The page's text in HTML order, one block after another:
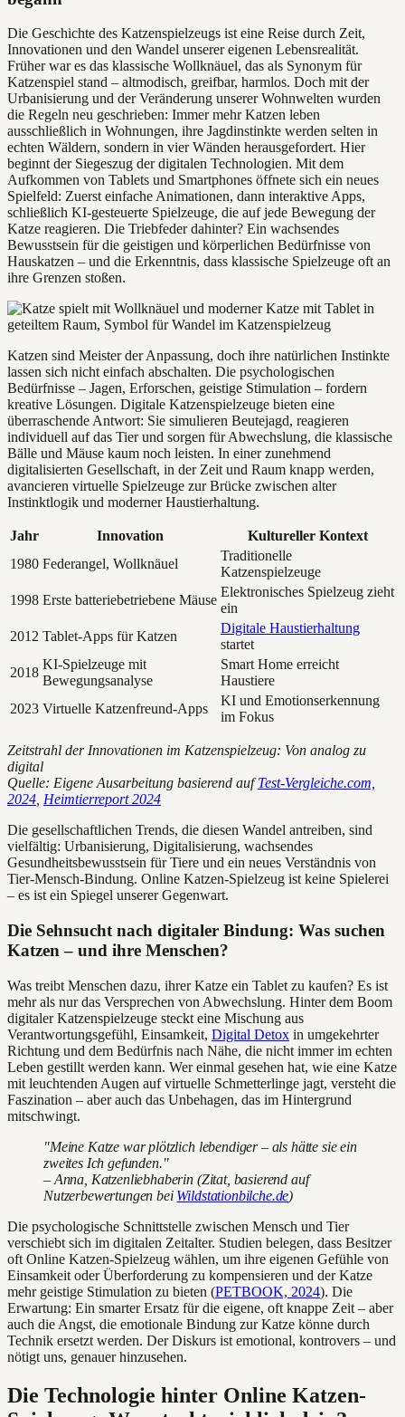
Die Geschichte des Katzenspielzeugs ist eine Reise durch Zeit,
Innovationen und den Wandel unserer eigenen Lebensrealität.
Früher war es das klassische Wollknäuel, das als Synonym für
Katzenspiel stand – altmodisch, greifbar, harmlos. Doch mit der
Urbanisierung und der Veränderung unserer Wohnwelten wurden
die Regeln neu geschrieben: Immer mehr Katzen leben
ausschließlich in Wohnungen, ihre Jagdinstinkte werden selten in
echten Wäldern, sondern in vier Wänden herausgefordert. Hier
beginnt der Siegeszug der digitalen Technologien. Mit dem
Aufkommen von Tablets und Smartphones öffnete sich ein neues
Spielfeld: Zuerst einfache Animationen, dann interaktive Apps,
schließlich KI-gesteuerte Spielzeuge, die auf jede Bewegung der
Katze reagieren. Die Triebfeder dahinter? Ein wachsendes
Bewusstsein für die geistigen und körperlichen Bedürfnisse von
Hauskatzen – und die Erkenntnis, dass klassische Spielzeuge oft an
ihre Grenzen stoßen.
Katzen sind Meister der Anpassung, doch ihre natürlichen Instinkte
lassen sich nicht einfach abschalten. Die psychologischen
Bedürfnisse – Jagen, Erforschen, geistige Stimulation – fordern
kreative Lösungen. Digitale Katzenspielzeuge bieten eine
überraschende Antwort: Sie simulieren Beutejagd, reagieren
individuell auf das Tier und sorgen für Abwechslung, die klassische
Bälle und Mäuse kaum noch leisten. In einer zunehmend
digitalisierten Gesellschaft, in der Zeit und Raum knapp werden,
avancieren virtuelle Spielzeuge zur Brücke zwischen alter
Instinktlogik und moderner Haustierhaltung.
Jahr Innovation
Kultureller Kontext
1980 Federangel, Wollknäuel
Traditionelle
Katzenspielzeuge
1998 Erste batteriebetriebene Mäuse
Elektronisches Spielzeug zieht
ein
2012 Tablet-Apps für Katzen
Digitale Haustierhaltung
startet
2018
KI-Spielzeuge mit
Bewegungsanalyse
Smart Home erreicht
Haustiere
2023 Virtuelle Katzenfreund-Apps
KI und Emotionserkennung
im Fokus
Zeitstrahl der Innovationen im Katzenspielzeug: Von analog zu
digital
Quelle: Eigene Ausarbeitung basierend aufTest-Vergleiche.com,
2024 Heimtierreport 2024
Die gesellschaftlichen Trends, die diesen Wandel antreiben, sind
vielfältig: Urbanisierung, Digitalisierung, wachsendes
Gesundheitsbewusstsein für Tiere und ein neues Verständnis von
Tier-Mensch-Bindung. Online Katzen-Spielzeug ist keine Spielerei
– es ist ein Spiegel unserer Gegenwart.
Die Sehnsucht nach digitaler Bindung: Was suchen
Katzen – und ihre Menschen?
Was treibt Menschen dazu, ihrer Katze ein Tablet zu kaufen? Es ist
mehr als nur das Versprechen von Abwechslung. Hinter dem Boom
digitaler Katzenspielzeuge steckt eine Mischung aus
Verantwortungsgefühl, Einsamkeit, Digital Detox in umgekehrter
Richtung und dem Bedürfnis nach Nähe, die nicht immer im echten
Leben gestillt werden kann. Wer einmal gesehen hat, wie eine Katze
mit leuchtenden Augen auf virtuelle Schmetterlinge jagt, versteht die
Faszination – aber auch das Unbehagen, das im Hintergrund
mitschwingt.
"Meine Katze war plötzlich lebendiger – als hätte sie ein
zweites Ich gefunden."
– Anna, Katzenliebhaberin (Zitat, basierend auf
Nutzerbewertungen bei Wildstationbilche.de)
Die psychologische Schnittstelle zwischen Mensch und Tier
verschiebt sich im digitalen Zeitalter. Studien belegen, dass Besitzer
oft Online Katzen-Spielzeug wählen, um ihre eigenen Gefühle von
Einsamkeit oder Überforderung zu kompensieren und der Katze
mehr geistige Stimulation zu bieten (PETBOOK, 2024). Die
Erwartung: Ein smarter Ersatz für die eigene, oft knappe Zeit – aber
auch die Angst, die emotionale Bindung zur Katze könne durch
Technik ersetzt werden. Der Diskurs ist emotional, kontrovers – und
nötigt uns, genauer hinzusehen.
Die Technologie hinter Online Katzen-